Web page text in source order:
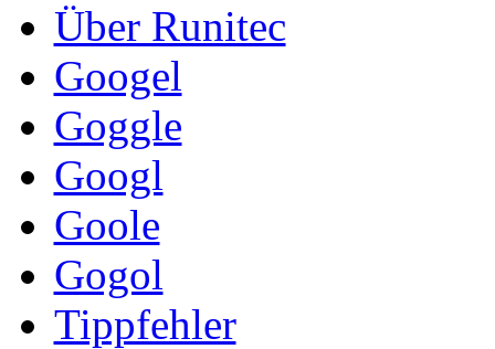
Über Runitec
Googel
Goggle
Googl
Goole
Gogol
Tippfehler